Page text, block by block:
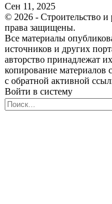
Сен 11, 2025
© 2026 - Строительство
права защищены.
Все материалы
источников и других
авторство принадлежат
копирование материалов
с обратной активной
Войти в систему